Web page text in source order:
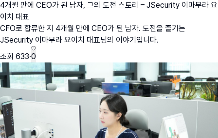
4개월 만에 CEO가 된 남자, 그의 도전 스토리 – JSecurity 이마무라 요
이치 대표
CFO로 합류한 지 4개월 만에 CEO가 된 남자. 도전을 즐기는
JSecurity 이마무라 요이치 대표님의 이야기입니다.
조회 633·0